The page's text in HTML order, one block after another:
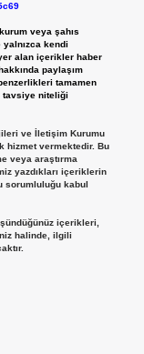
veya şahıs
yalnızca kendi
yer alan içerikler haber
paylaşım
tamamen
tavsiye niteliği
ve İletişim Kurumu
hizmet vermektedir. Bu
veya araştırma
yazdıkları içeriklerin
sorumluluğu kabul
içerikleri,
halinde, ilgili